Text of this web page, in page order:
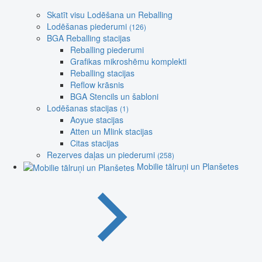
Skatīt visu Lodēšana un Reballing
Lodēšanas piederumi (126)
BGA Reballing stacijas
Reballing piederumi
Grafikas mikroshēmu komplekti
Reballing stacijas
Reflow krāsnis
BGA Stencils un šabloni
Lodēšanas stacijas (1)
Aoyue stacijas
Atten un Mlink stacijas
Citas stacijas
Rezerves daļas un piederumi (258)
Mobilie tālruņi un Planšetes